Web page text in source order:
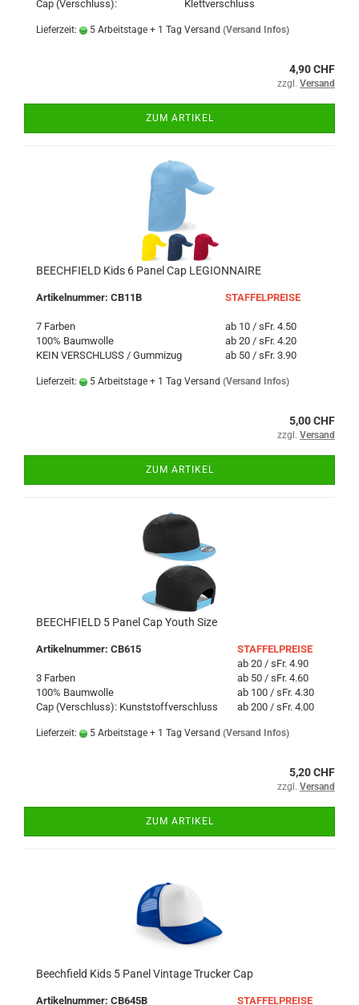
Cap (Verschluss):
Klettverschluss
Lieferzeit: 5 Arbeitstage + 1 Tag Versand (Versand Infos)
4,90 CHF
zzgl. Versand
ZUM ARTIKEL
BEECHFIELD Kids 6 Panel Cap LEGIONNAIRE
Artikelnummer: CB11B STAFFELPREISE
7 Farben
ab 10 / sFr. 4.50
100% Baumwolle
ab 20 / sFr. 4.20
KEIN VERSCHLUSS / Gummizug
ab 50 / sFr. 3.90
Lieferzeit: 5 Arbeitstage + 1 Tag Versand (Versand Infos)
5,00 CHF
zzgl. Versand
ZUM ARTIKEL
BEECHFIELD 5 Panel Cap Youth Size
Artikelnummer: CB615
STAFFELPREISE
ab 20 / sFr. 4.90
3 Farben
ab 50 / sFr. 4.60
100% Baumwolle
ab 100 / sFr. 4.30
Cap (Verschluss): Kunststoffverschluss
ab 200 / sFr. 4.00
Lieferzeit: 5 Arbeitstage + 1 Tag Versand (Versand Infos)
5,20 CHF
zzgl. Versand
ZUM ARTIKEL
Beechfield Kids 5 Panel Vintage Trucker Cap
Artikelnummer: CB645B STAFFELPREISE